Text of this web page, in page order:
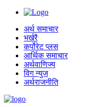
अर्थ समाचार
भर्खरै
कर्पोरेट प्लस
आर्थिक समाचार
अर्थवाणिज्य
विग न्युज
अर्थराजनीति